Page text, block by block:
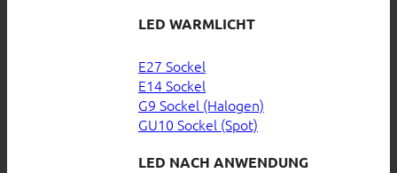
LED WARMLICHT
E27 Sockel
E14 Sockel
G9 Sockel (Halogen)
GU10 Sockel (Spot)
LED NACH ANWENDUNG